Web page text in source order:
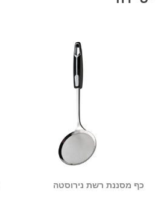
כף מסננת רשת נירוסטה